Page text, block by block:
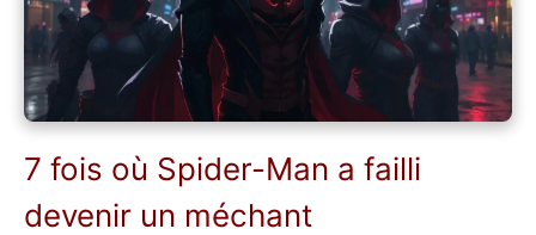
7 fois où Spider-Man a failli
devenir un méchant